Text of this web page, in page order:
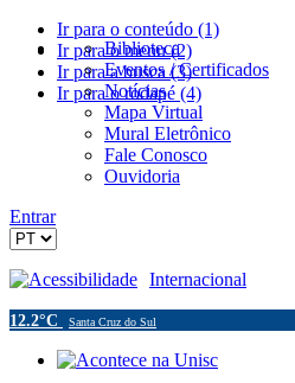
Ir para o conteúdo (1)
Ir para o menu (2)
Ir para a busca (3)
Ir para o rodapé (4)
Biblioteca
Eventos / Certificados
Notícias
Mapa Virtual
Mural Eletrônico
Fale Conosco
Ouvidoria
Entrar
Acessibilidade Internacional
12.2°C Santa Cruz do Sul